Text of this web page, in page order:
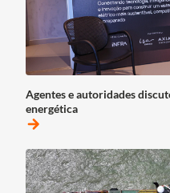
Agentes e autoridades
energética
arrow_forward